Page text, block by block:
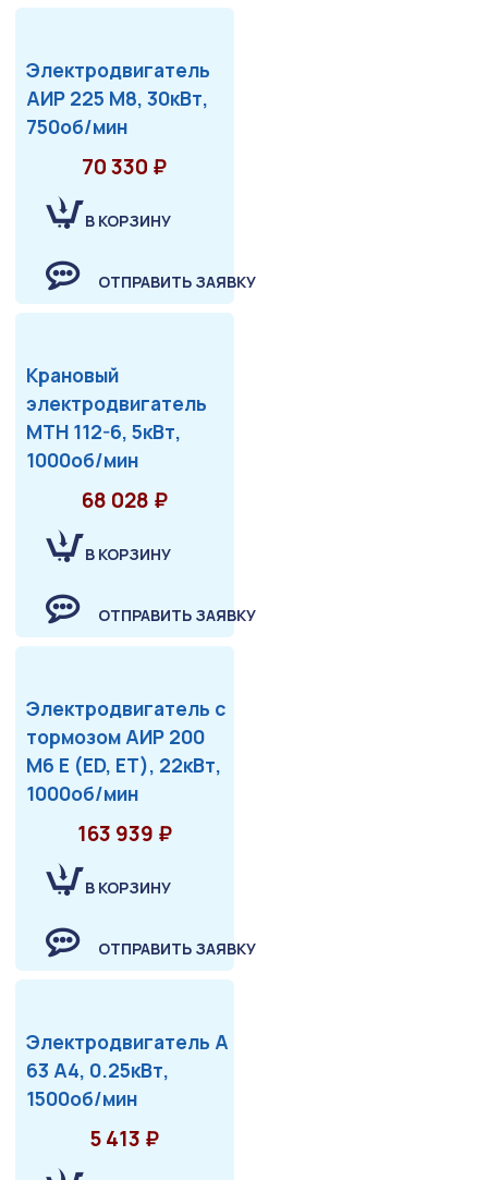
Электродвигатель
АИР 225 М8, 30кВт,
750об/мин
70 330 ₽
В КОРЗИНУ
ОТПРАВИТЬ ЗАЯВКУ
Крановый
электродвигатель
МТН 112-6, 5кВт,
1000об/мин
68 028 ₽
В КОРЗИНУ
ОТПРАВИТЬ ЗАЯВКУ
Электродвигатель с
тормозом АИР 200
М6 Е (ED, ET), 22кВт,
1000об/мин
163 939 ₽
В КОРЗИНУ
ОТПРАВИТЬ ЗАЯВКУ
Электродвигатель А
63 А4, 0.25кВт,
1500об/мин
5 413 ₽